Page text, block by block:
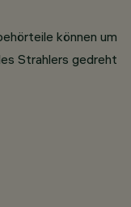
können um
Strahlers gedreht